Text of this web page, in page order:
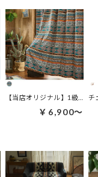
￥6,900～